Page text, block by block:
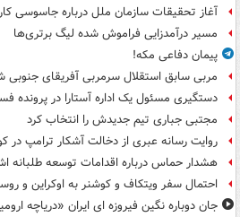
آغاز تحقیقات سازمان ملل درباره جاسوسی
مسیر درآمدزایی فراموش شده لیگ برتری‌ها
پیمان دفاعی مکه!
مربی سابق استقلال سرمربی آفریقای جنوبی
دستگیری مسئول یک اداره آستارا در پرونده
مجتبی جباری تیم جدیدش را انتخاب کرد
روایت رسانه عبری از دخالت آشکار ترامپ در
هشدار حماس درباره اقدامات توسعه طلبانه
احتمال سفر ویتکاف و کوشنر به اوکراین و
جان دوباره نگین فیروزه ای ایران «دریاچه